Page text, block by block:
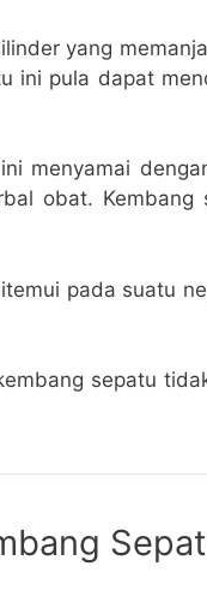
yang
ini pula dapat
menyamai
obat.
pada suatu
sepatu